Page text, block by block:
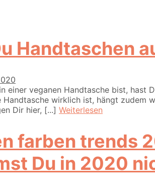
Handtaschen
einer veganen Handtasche bist,
wirklich ist, hängt zudem
Dir hier, [...] Weiterlesen
Du in 2020